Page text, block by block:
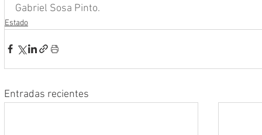
Gabriel Sosa Pinto.
Estado
Entradas recientes